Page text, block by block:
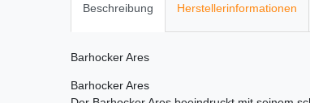
Beschreibung Herstellerinformationen
Barhocker Ares
Barhocker Ares